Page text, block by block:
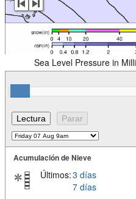
Sea Level Pressure in
Acumulación de Nieve
Últimos:3 días
7 días